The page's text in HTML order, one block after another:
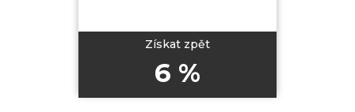
Získat zpět
6 %